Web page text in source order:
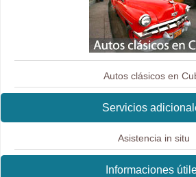
Autos clásicos en
Servicios
Asistencia in situ
Informaciones